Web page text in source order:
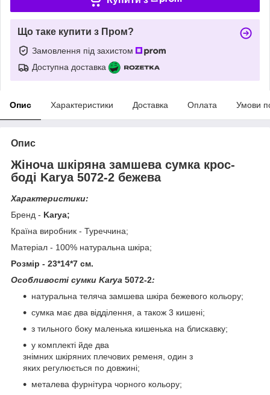
Що таке купити з Пром?
Замовлення під захистом
Доступна доставка
Опис Характеристики Доставка Оплата Умови
Опис
Жіноча шкіряна замшева сумка крос-
боді Karya 5072-2 бежева
Характеристики:
Бренд - Karya;
Країна виробник - Туреччина;
Матеріал - 100% натуральна шкіра;
Розмір - 23*14*7 см.
Особливості сумки Karya 5072-2:
натуральна теляча замшева шкіра бежевого кольору;
сумка має два відділення, а також 3 кишені;
з тильного боку маленька кишенька на блискавку;
у комплекті йде два
знімних шкіряних плечових ременя, один з
яких регулюється по довжині;
металева фурнітура чорного кольору;